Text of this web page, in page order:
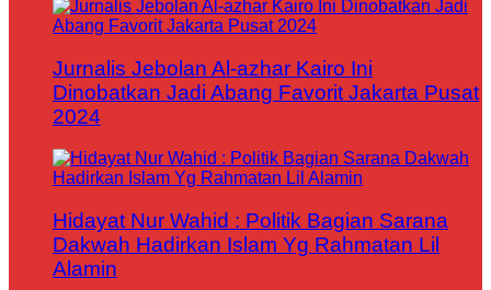
Jurnalis Jebolan Al-azhar Kairo Ini
Dinobatkan Jadi Abang Favorit Jakarta Pusat
2024
Hidayat Nur Wahid : Politik Bagian Sarana
Dakwah Hadirkan Islam Yg Rahmatan Lil
Alamin